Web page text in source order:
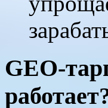
GEO-